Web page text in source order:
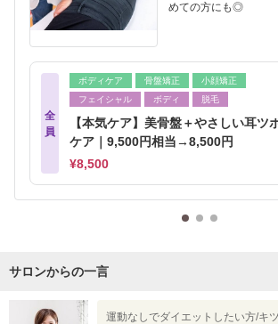
めての方にも◎
全
員
ボディケア 骨盤矯正
小顔矯正
フェイシャル
ボディ 脱毛
【本気ケア】美骨盤＋やさしい耳ツ
ケア｜9,500円相当→8,500円
¥8,500
サロンからの一言
運動なしでダイエットしたい方/キ